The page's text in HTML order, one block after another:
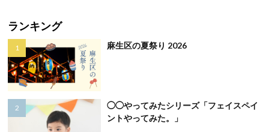
ランキング
麻生区の夏祭り 2026
◯◯やってみたシリーズ「フェイスペイ
ントやってみた。」